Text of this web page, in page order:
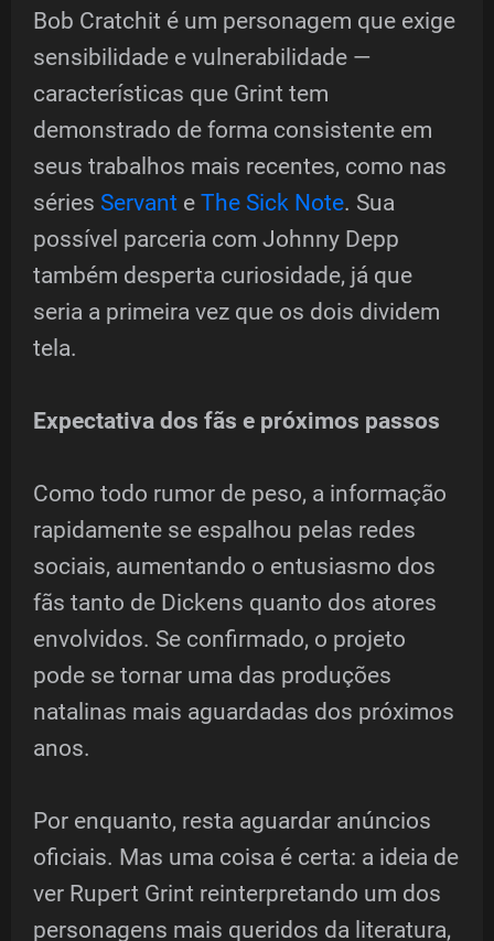
Bob Cratchit é um personagem que exige
sensibilidade e vulnerabilidade —
características que Grint tem
demonstrado de forma consistente em
seus trabalhos mais recentes, como nas
séries Servant e The Sick Note. Sua
possível parceria com Johnny Depp
também desperta curiosidade, já que
seria a primeira vez que os dois dividem
tela.
Expectativa dos fãs e próximos passos
Como todo rumor de peso, a informação
rapidamente se espalhou pelas redes
sociais, aumentando o entusiasmo dos
fãs tanto de Dickens quanto dos atores
envolvidos. Se confirmado, o projeto
pode se tornar uma das produções
natalinas mais aguardadas dos próximos
anos.
Por enquanto, resta aguardar anúncios
oficiais. Mas uma coisa é certa: a ideia de
ver Rupert Grint reinterpretando um dos
personagens mais queridos da literatura,